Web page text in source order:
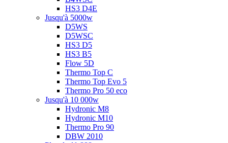
HS3 D4E
Jusqu'à 5000w
D5WS
D5WSC
HS3 D5
HS3 B5
Flow 5D
Thermo Top C
Thermo Top Evo 5
Thermo Pro 50 eco
Jusqu'à 10 000w
Hydronic M8
Hydronic M10
Thermo Pro 90
DBW 2010